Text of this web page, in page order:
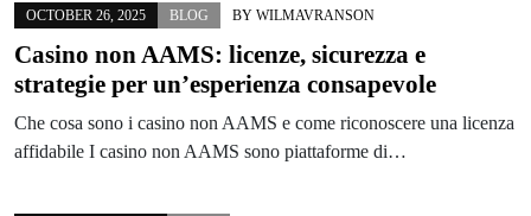
OCTOBER 26, 2025 BLOG BY WILMAVRANSON
Casino non AAMS: licenze, sicurezza e
strategie per un’esperienza consapevole
Che cosa sono i casino non AAMS e come riconoscere una licenza
affidabile I casino non AAMS sono piattaforme di…